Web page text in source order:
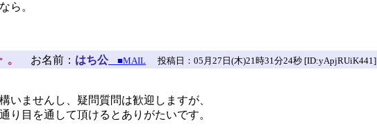
ら。
お名前： はち公■MAIL 投稿日：05月27日(木)21時31分24秒 [ID:yApjRUiK441]
ませんし、疑問質問は歓迎しますが、
り目を通して頂けるとありがたいです。